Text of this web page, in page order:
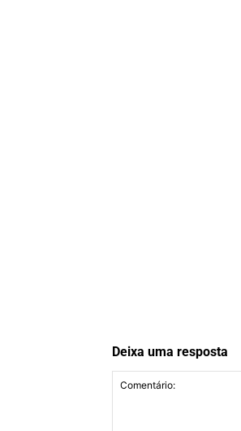
Deixa uma resposta